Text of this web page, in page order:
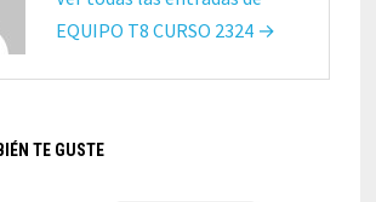
EQUIPO T8 CURSO 2324 →
TE GUSTE